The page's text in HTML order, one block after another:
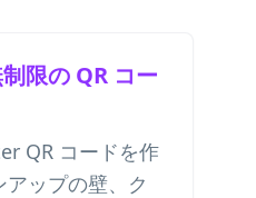
限の QR コー
QR コードを作
ップの壁、ク